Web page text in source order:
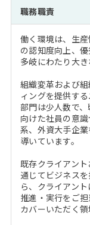
年齢と年収の相関図
MBA NETWORKING
職務職責
働く環境は、生
の認知度向上、
多岐にわたり大き
組織変革および
ィングを提供す
部門は少人数で
向けた社員の意
系、外資大手企
導いています。
既存クライアン
通じてビジネス
ら、クライアン
推進・実行をご担
カバーいただく領